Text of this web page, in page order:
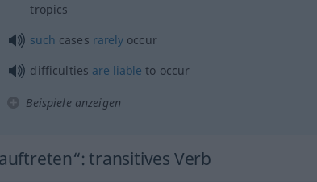
tropics
such cases rarely occur
difficulties are liable to occur
Beispiele anzeigen
: transitives Verb